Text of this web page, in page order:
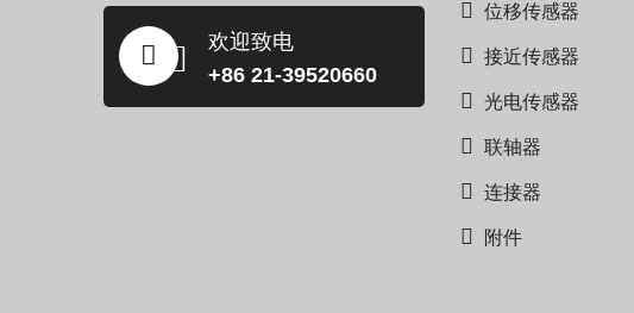
欢迎致电
+86 21-39520660
位移传感器
接近传感器
光电传感器
联轴器
连接器
附件